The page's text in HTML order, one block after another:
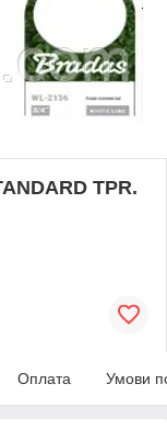
TPR.
Оплата Умови